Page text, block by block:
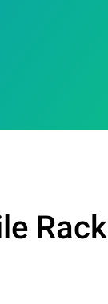
Rack